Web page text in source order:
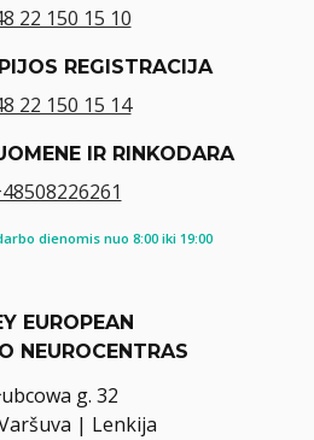
22 150 15 10
REGISTRACIJA
22 150 15 14
IR RINKODARA
dienomis nuo 8:00 iki 19:00
EUROPEAN
NEUROCENTRAS
g. 32
| Lenkija